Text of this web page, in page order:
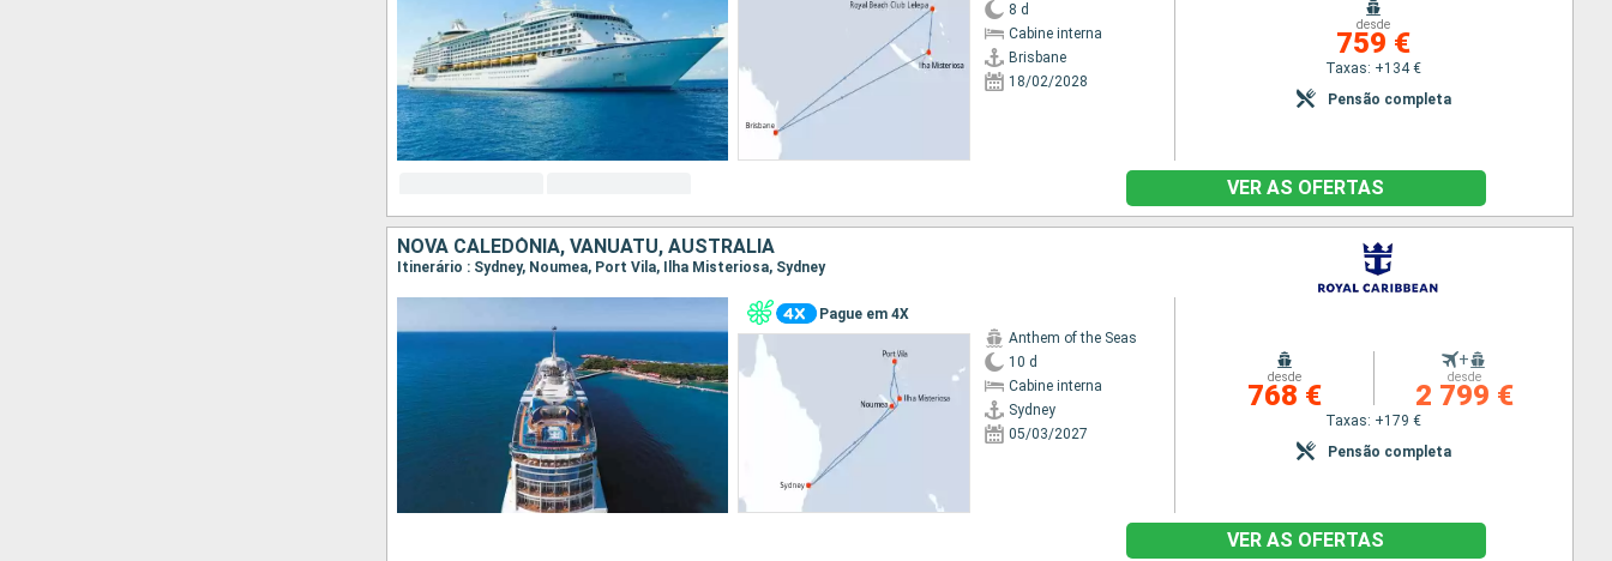
8 d
Cabine interna
Brisbane
18/02/2028
desde
759 €
Taxas: +134 €
Pensão completa
VER AS OFERTAS
NOVA CALEDÓNIA, VANUATU, AUSTRALIA
Itinerário : Sydney, Noumea, Port Vila, Ilha Misteriosa, Sydney
Pague em 4X
Anthem of the Seas
10 d
Cabine interna
Sydney
05/03/2027
desde
768 €
+
desde
2 799 €
Taxas: +179 €
Pensão completa
VER AS OFERTAS